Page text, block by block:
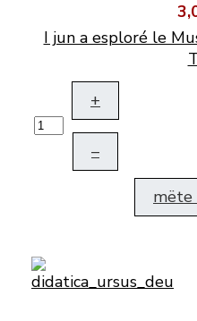
I jun a esploré le
+
–
mëte